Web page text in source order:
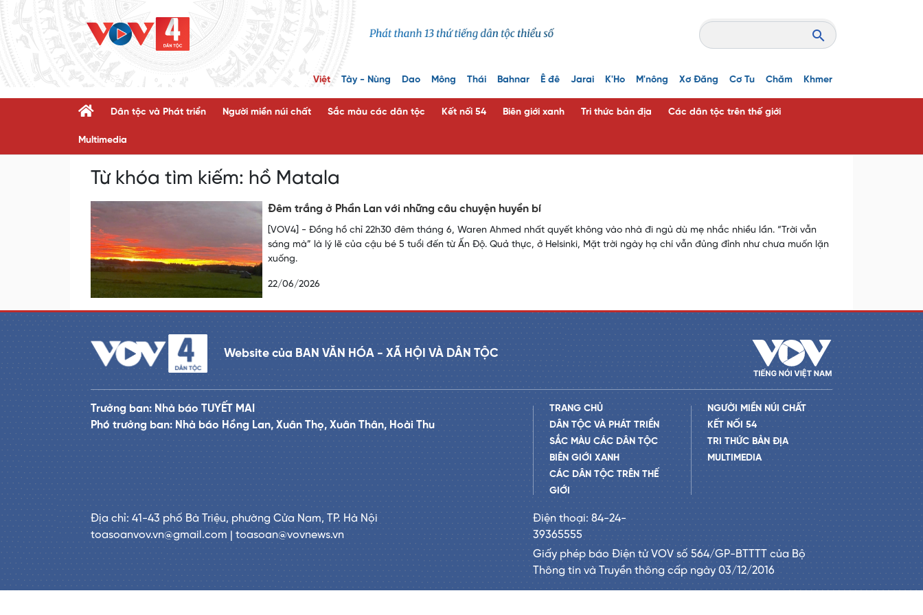
Việt Tày - Nùng Dao Mông Thái Bahnar Ê đê Jarai K'Ho M'nông Xơ Đăng Cơ Tu Chăm Khmer
Dân tộc và Phát triển Người miền núi chất Sắc màu các dân tộc Kết nối 54 Biên giới xanh Tri thức bản địa Các dân tộc trên thế giới
Multimedia
Từ khóa tìm kiếm: hồ Matala
Đêm trắng ở Phần Lan với những câu chuyện huyền bí
[VOV4] - Đồng hồ chỉ 22h30 đêm tháng 6, Waren Ahmed nhất quyết không vào nhà đi ngủ dù mẹ nhắc nhiều lần. “Trời vẫn
sáng mà” là lý lẽ của cậu bé 5 tuổi đến từ Ấn Độ. Quả thực, ở Helsinki, Mặt trời ngày hạ chí vẫn đủng đỉnh như chưa muốn lặn
xuống.
22/06/2026
Website của BAN VĂN HÓA - XÃ HỘI VÀ DÂN TỘC
Trưởng ban: Nhà báo TUYẾT MAI
Phó trưởng ban: Nhà báo Hồng Lan, Xuân Thọ, Xuân Thân, Hoài Thu
TRANG CHỦ
DÂN TỘC VÀ PHÁT TRIỂN
SẮC MÀU CÁC DÂN TỘC
BIÊN GIỚI XANH
CÁC DÂN TỘC TRÊN THẾ
GIỚI
NGƯỜI MIỀN NÚI CHẤT
KẾT NỐI 54
TRI THỨC BẢN ĐỊA
MULTIMEDIA
Địa chỉ: 41-43 phố Bà Triệu, phường Cửa Nam, TP. Hà Nội
toasoanvov.vn@gmail.com | toasoan@vovnews.vn
Điện thoại: 84-24-
39365555
Giấy phép báo Điện tử VOV số 564/GP-BTTTT của Bộ
Thông tin và Truyền thông cấp ngày 03/12/2016